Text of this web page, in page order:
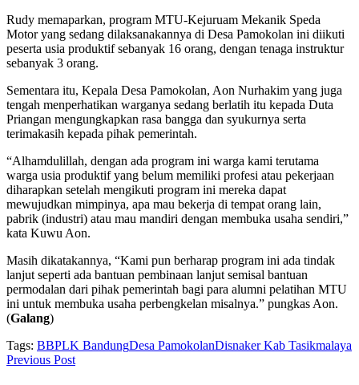
Rudy memaparkan, program MTU-Kejuruam Mekanik Speda
Motor yang sedang dilaksanakannya di Desa Pamokolan ini diikuti
peserta usia produktif sebanyak 16 orang, dengan tenaga instruktur
sebanyak 3 orang.
Sementara itu, Kepala Desa Pamokolan, Aon Nurhakim yang juga
tengah menperhatikan warganya sedang berlatih itu kepada Duta
Priangan mengungkapkan rasa bangga dan syukurnya serta
terimakasih kepada pihak pemerintah.
“Alhamdulillah, dengan ada program ini warga kami terutama
warga usia produktif yang belum memiliki profesi atau pekerjaan
diharapkan setelah mengikuti program ini mereka dapat
mewujudkan mimpinya, apa mau bekerja di tempat orang lain,
pabrik (industri) atau mau mandiri dengan membuka usaha sendiri,”
kata Kuwu Aon.
Masih dikatakannya, “Kami pun berharap program ini ada tindak
lanjut seperti ada bantuan pembinaan lanjut semisal bantuan
permodalan dari pihak pemerintah bagi para alumni pelatihan MTU
ini untuk membuka usaha perbengkelan misalnya.” pungkas Aon.
(Galang)
Tags: BBPLK BandungDesa PamokolanDisnaker Kab Tasikmalaya
Previous Post